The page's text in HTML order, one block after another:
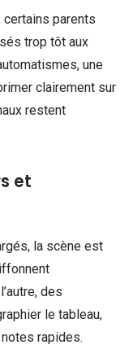
parents
trop tôt aux
une
clairement sur
restent
et
la scène est
des
le tableau,
rapides.